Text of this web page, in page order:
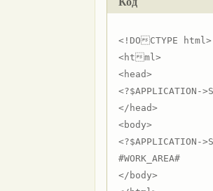
<!DOCTYPE html>
<html>
<head>
<?$APPLICATION-
</head>
<body>
<?$APPLICATION-
#WORK_AREA#
</body>